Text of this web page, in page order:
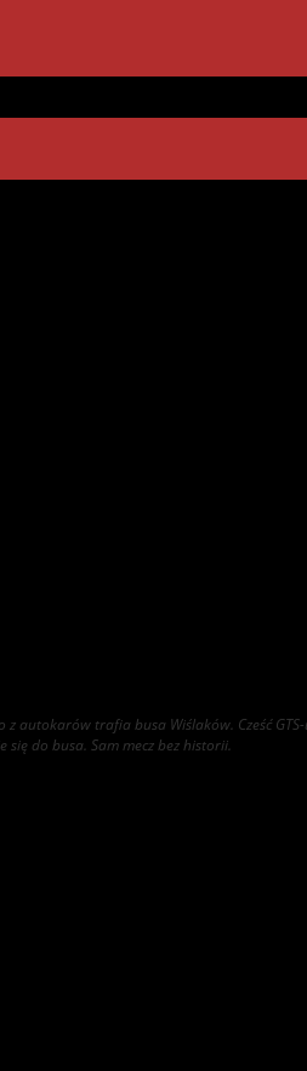
trafia busa Wiślaków. Cześć
się do busa. Sam mecz bez historii.